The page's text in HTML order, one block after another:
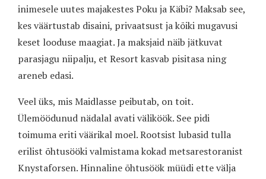
inimesele uutes majakestes Poku ja Käbi? Maksab see,
kes väärtustab disaini, privaatsust ja kõiki mugavusi
keset looduse maagiat. Ja maksjaid näib jätkuvat
parasjagu niipalju, et Resort kasvab pisitasa ning
areneb edasi.
Veel üks, mis Maidlasse peibutab, on toit.
Ülemöödunud nädalal avati väliköök. See pidi
toimuma eriti väärikal moel. Rootsist lubasid tulla
erilist õhtusööki valmistama kokad metsarestoranist
Knystaforsen. Hinnaline õhtusöök müüdi ette välja